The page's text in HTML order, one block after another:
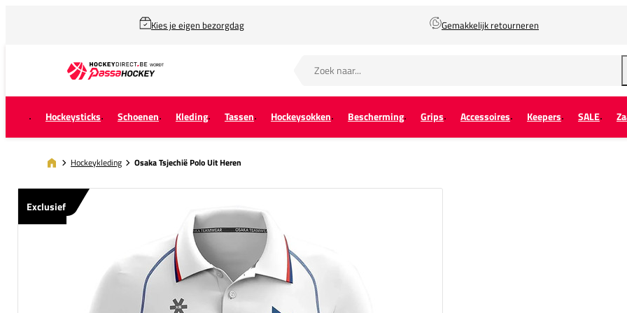
Kies je eigen bezorgdag Gemakkelijk retourneren
Hockeysticks Schoenen Kleding Tassen Hockeysokken Bescherming Grips Accessoires Keepers SALE
Hockeykleding Osaka Tsjechië Polo Uit Heren
Exclusief